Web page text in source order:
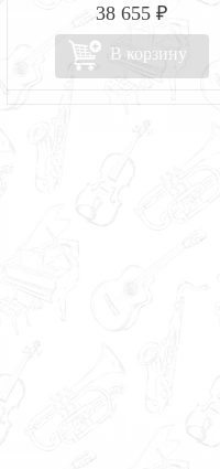
38 655 ₽
В корзину